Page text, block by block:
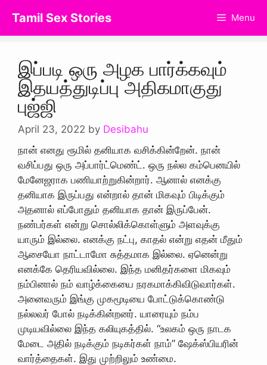
content
Tamil Sex Stories Menu
இப்படி ஒரு அழக பார்க்கவும்
இதயத்துடிப்பு அதிகமாகுது
புஜ்ஜி
April 23, 2022 by Desibahu
நான் எனது ரூமில் தனியாக வசிக்கின்றேன். நான்
வசிப்பது ஒரு அப்பார்ட்மெண்ட். ஒரு நல்ல கம்பெனயில்
மேனேஜராக பணியாற்றுகின்றார். ஆனால் எனக்கு
தனியாக இருப்பது என்றால் தான் மிகவும் பிடிக்கும்
அதனால் எப்போதும் தனியாக தான் இருப்பேன்.
நண்பர்கள் என்று சொல்லிக்கொள்ளும் அளவுக்கு
யாரும் இல்லை. எனக்கு நட்பு, காதல் என்று எதன் மீதும்
ஆசையோ நாட்டாமோ சுத்தமாக இல்லை. ஏனென்று
எனக்கே தெரியவில்லை. இந்த மனிதர்களை மிகவும்
நம்பினால் நம் வாழ்க்கையை நரகமாக்கிவிடுவார்கள்.
அனைவரும் இங்கு முகமூடியை போட்டுக்கொண்டு
நல்லவர் போல் நடிக்கின்றனர். யாரையும் நம்ப
முடியவில்லை இந்த கலியுகத்தில். “உலகம் ஒரு நாடக
மேடை அதில் நடிக்கும் நடிகர்கள் நாம்” ஷேக்ஸ்பியரின்
வார்த்தைகள். இது முற்றிலும் உண்மை.